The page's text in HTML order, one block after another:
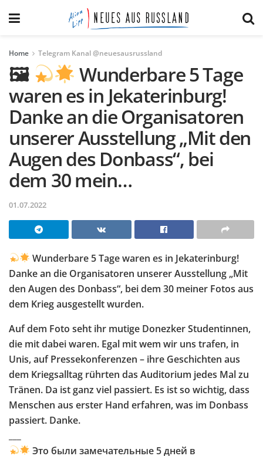
Home Telegram Kanal @neuesausrussland
🖼
Wunderbare 5 Tage
waren es in Jekaterinburg!
Danke an die Organisatoren
unserer Ausstellung „Mit den
Augen des Donbass“, bei
dem 30 mein…
01.07.2022
Wunderbare 5 Tage waren es in Jekaterinburg!
Danke an die Organisatoren unserer Ausstellung „Mit
den Augen des Donbass“, bei dem 30 meiner Fotos aus
dem Krieg ausgestellt wurden.
Auf dem Foto seht ihr mutige Donezker Studentinnen,
die mit dabei waren. Egal mit wem wir uns trafen, in
Unis, auf Pressekonferenzen – ihre Geschichten aus
dem Kriegsalltag rührten das Auditorium jedes Mal zu
Tränen. Da ist ganz viel passiert. Es ist so wichtig, dass
Menschen aus erster Hand erfahren, was im Donbass
passiert. Danke.
Это были замечательные 5 дней в